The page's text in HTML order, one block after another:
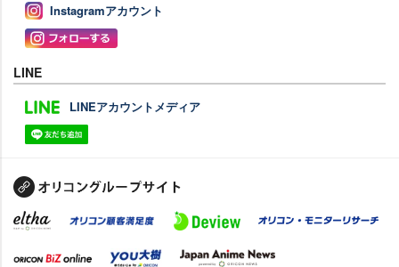
Instagramアカウント
LINE
LINEアカウントメディア